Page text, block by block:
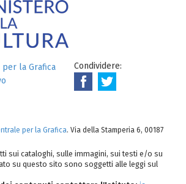
la Grafica
Condividere:
per la Grafica. Via della Stamperia 6, 00187
sui cataloghi, sulle immagini, sui testi e/o su
su questo sito sono soggetti alle leggi sul